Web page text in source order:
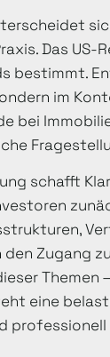
Das
bestimmt.
im
bei
schafft
Zugang
eine